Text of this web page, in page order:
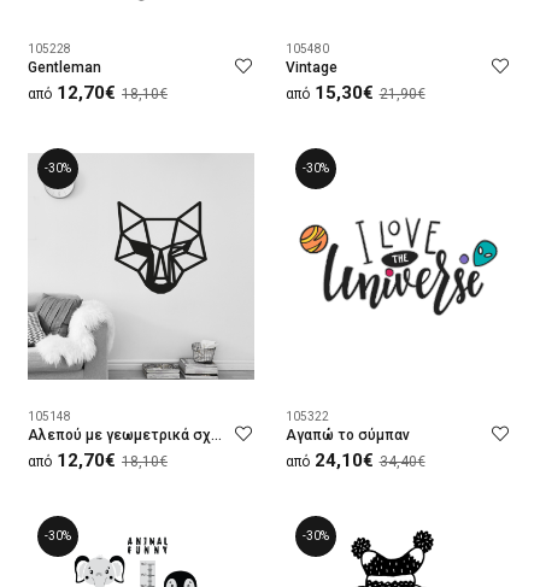
105228
Gentleman
από 12,70€ 18,10€
105480
Vintage
από 15,30€ 21,90€
-30%
105148
Αλεπού με γεωμετρικά σχήματα
από 12,70€ 18,10€
-30%
105322
Αγαπώ το σύμπαν
από 24,10€ 34,40€
-30% -30%